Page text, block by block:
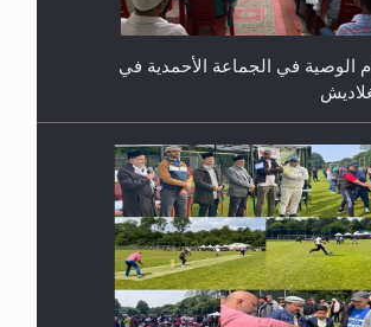
الوصية في الجماعة الأحمدية في